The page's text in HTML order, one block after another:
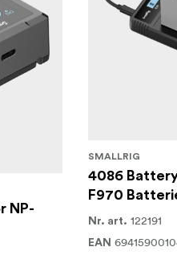
NP-
SMALLRIG
4086
F970
Nr. art. 122191
EAN